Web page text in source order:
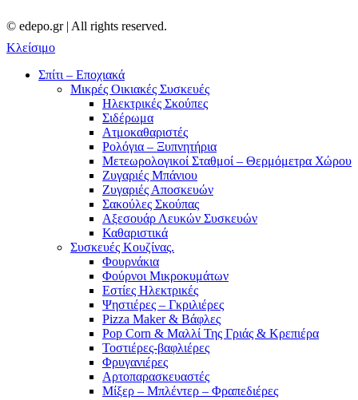
© edepo.gr | All rights reserved.
Κλείσιμο
Σπίτι – Εποχιακά
Μικρές Οικιακές Συσκευές
Ηλεκτρικές Σκούπες
Σιδέρωμα
Ατμοκαθαριστές
Ρολόγια – Ξυπνητήρια
Μετεωρολογικοί Σταθμοί – Θερμόμετρα Χώρου
Ζυγαριές Μπάνιου
Ζυγαριές Αποσκευών
Σακούλες Σκούπας
Αξεσουάρ Λευκών Συσκευών
Καθαριστικά
Συσκευές Κουζίνας.
Φουρνάκια
Φούρνοι Μικροκυμάτων
Εστίες Ηλεκτρικές
Ψηστιέρες – Γκριλιέρες
Pizza Maker & Βάφλες
Pop Corn & Μαλλί Της Γριάς & Κρεπιέρα
Τοστιέρες-βαφλιέρες
Φρυγανιέρες
Αρτοπαρασκευαστές
Μίξερ – Μπλέντερ – Φραπεδιέρες